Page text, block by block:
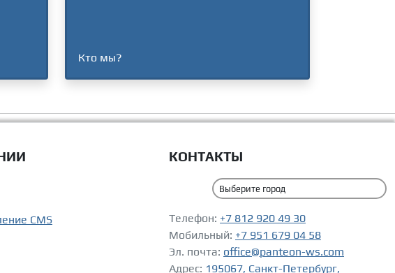
Кто мы?
CMS
КОНТАКТЫ
Телефон: +7 812 920 49 30
Мобильный: +7 951 679 04 58
Эл. почта: office@panteon-ws.com
Адрес: 195067, Санкт-Петербург,